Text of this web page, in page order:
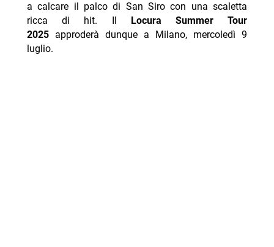
a calcare il palco di San Siro con una scaletta
ricca di hit. Il
Locura Summer Tour
2025 approderà dunque a Milano, mercoledì 9
luglio.